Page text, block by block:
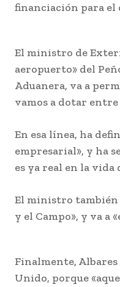
financiación para el
El ministro de
aeropuerto» del
Aduanera, va a
vamos a dotar
En esa línea, ha
empresarial», y ha
es ya real en la vida
El ministro también
y el Campo», y va
Finalmente,
Unido, porque